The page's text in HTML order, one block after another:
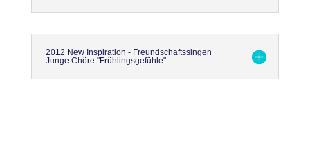
2012 New Inspiration - Freundschaftssingen
Junge Chöre "Frühlingsgefühle"